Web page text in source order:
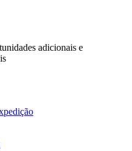
adicionais e